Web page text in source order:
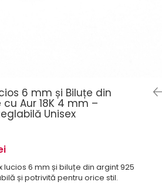
6 mm și Biluțe din
Aur 18K 4 mm –
Unisex
6 mm și biluțe din argint 925
și potrivită pentru orice stil.